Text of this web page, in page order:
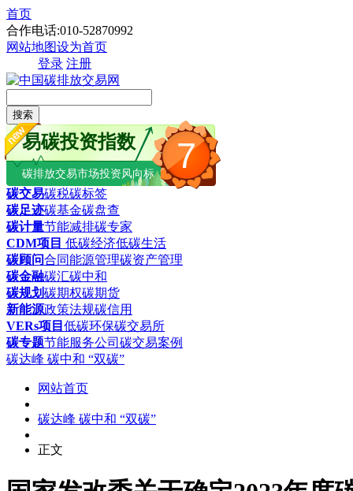
首页
合作电话:010-52870992
网站地图设为首页
登录 注册
搜索
7
易碳投资指数
碳排放交易市场投资风向标
碳交易碳税碳标签
碳足迹碳基金碳盘查
碳计量节能减排碳专家
CDM项目 低碳经济低碳生活
碳顾问合同能源管理碳资产管理
碳金融碳汇碳中和
碳规划碳期权碳期货
新能源政策法规碳信用
VERs项目 低碳环保碳交易所
碳专题节能服务公司 碳交易案例
碳达峰 碳中和 “双碳”
网站首页
碳达峰 碳中和 “双碳”
正文